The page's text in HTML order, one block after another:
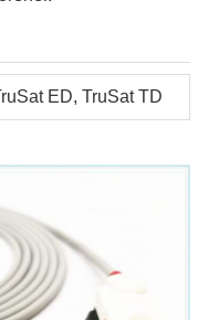
ED, TruSat TD